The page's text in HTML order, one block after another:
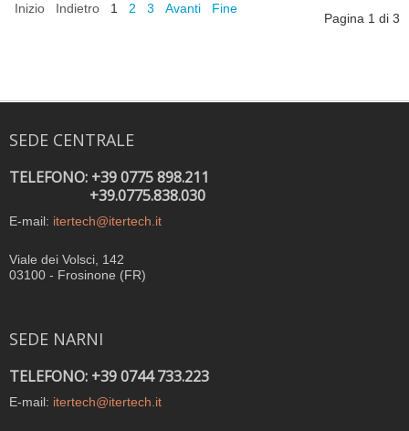
Pagina 1 di 3
Inizio Indietro 1 2 3 Avanti Fine
SEDE CENTRALE
TELEFONO: +39 0775 898.211
+39.0775.838.030
E-mail: itertech@itertech.it
Viale dei Volsci, 142
03100 - Frosinone (FR)
SEDE NARNI
TELEFONO: +39 0744 733.223
E-mail: itertech@itertech.it